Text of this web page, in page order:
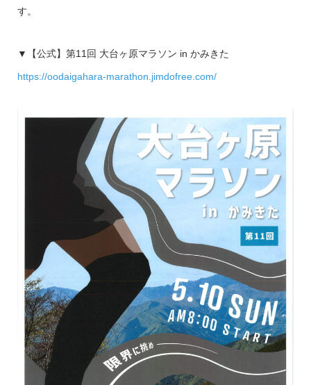
す。
▼【公式】第11回 大台ヶ原マラソン in かみきた
https://oodaigahara-marathon.jimdofree.com/